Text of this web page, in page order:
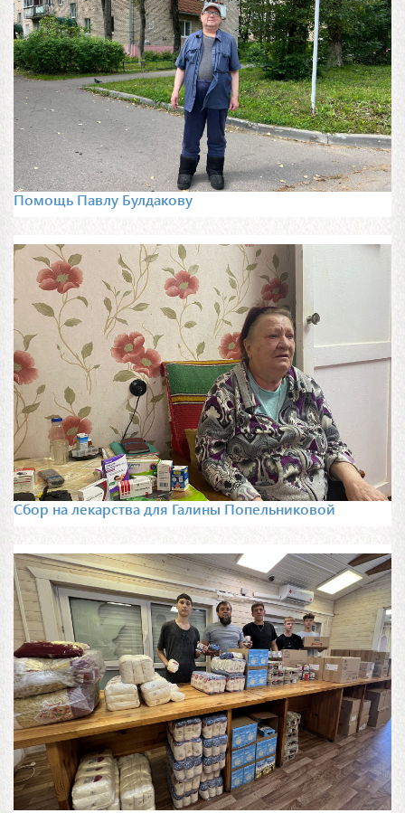
Помощь Павлу Булдакову
Сбор на лекарства для Галины Попельниковой